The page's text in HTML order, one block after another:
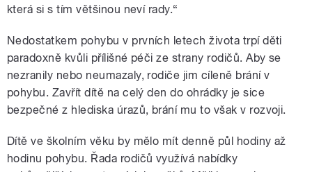
která si s tím většinou neví rady.“
Nedostatkem pohybu v prvních letech života trpí děti
paradoxně kvůli přílišné péči ze strany rodičů. Aby se
nezranily nebo neumazaly, rodiče jim cíleně brání v
pohybu. Zavřít dítě na celý den do ohrádky je sice
bezpečné z hlediska úrazů, brání mu to však v rozvoji.
Dítě ve školním věku by mělo mít denně půl hodiny až
hodinu pohybu. Řada rodičů využívá nabídky